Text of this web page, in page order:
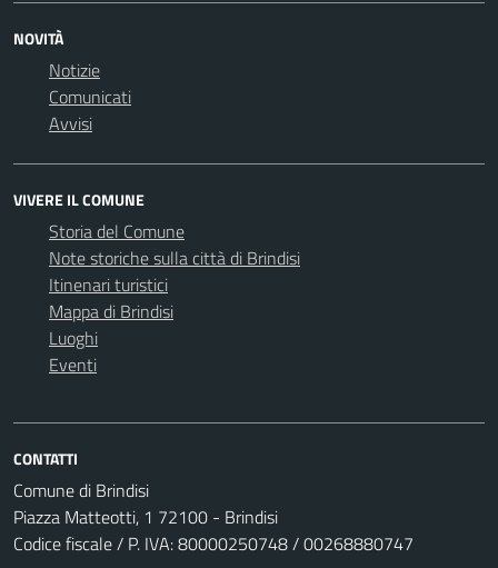
NOVITÀ
Notizie
Comunicati
Avvisi
VIVERE IL COMUNE
Storia del Comune
Note storiche sulla città di Brindisi
Itinenari turistici
Mappa di Brindisi
Luoghi
Eventi
CONTATTI
Comune di Brindisi
Piazza Matteotti, 1 72100 - Brindisi
Codice fiscale / P. IVA: 80000250748 / 00268880747